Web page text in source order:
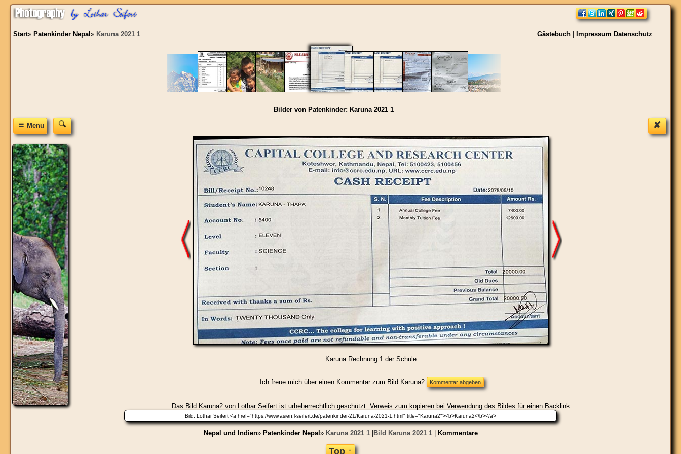
Gästebuch| Impressum Datenschutz
Start» Patenkinder Nepal» Karuna 2021 1
Bilder von Patenkinder: Karuna 2021 1
✘
≡Menu
Karuna Rechnung 1 der Schule.
Ich freue mich über einen Kommentar zum Bild Karuna2
Das Bild Karuna2von Lothar Seifert ist urheberrechtlich geschützt. Verweis zum kopieren bei Verwendung des Bildes für einen Backlink:
Nepal und Indien» Patenkinder Nepal» Karuna 2021 1|Bild Karuna 2021 1| Kommentare
Top ↑